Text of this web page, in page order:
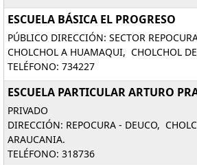
ESCUELA BÁSICA EL PROGRESO
PÚBLICO DIRECCIÓN: SECTOR
CHOLCHOL A HUAMAQUI, CHOLCHOL
TELÉFONO: 734227
ESCUELA PARTICULAR ARTURO
PRIVADO
DIRECCIÓN: REPOCURA - DEUCO,
ARAUCANIA.
TELÉFONO: 318736